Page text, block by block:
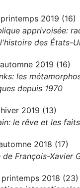
2019 (16)
apprivoisée:
des États-
2019 (16)
les
depuis 1970
2019 (13)
le rêve et les faits
2018 (17)
de François-Xavier
2018 (23)